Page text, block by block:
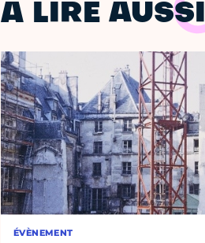
À LIRE AUSSI
ÉVÈNEMENT